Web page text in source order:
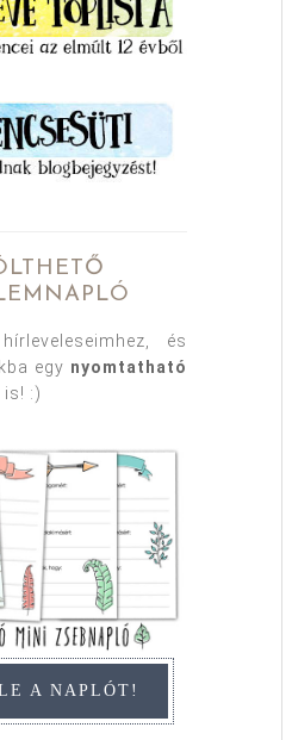
és
egy nyomtatható
is! :)
A NAPLÓT!